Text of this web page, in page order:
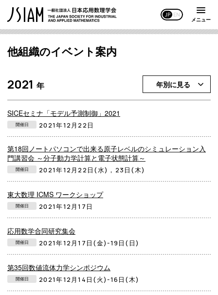
JP EN
メニュー
他組織のイベント案内
2021 年 年別に見る
SICEセミナ「モデル予測制御」2021
開催日 2021年12月22日
第18回ノートパソコンで出来る原子レベルのシミュレーション入
門講習会 ～分子動力学計算と電子状態計算～
開催日 2021年12月22日(水)，23日(木)
東大数理 ICMS ワークショップ
開催日 2021年12月17日
応用数学合同研究集会
開催日 2021年12月17日(金)-19日(日)
第35回数値流体力学シンポジウム
開催日 2021年12月14日(火)-16日(木)